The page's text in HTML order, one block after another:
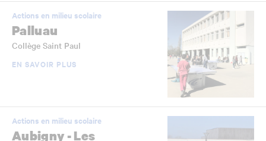
Actions en milieu scolaire
Palluau
Collège Saint Paul
EN SAVOIR PLUS
Actions en milieu scolaire
Aubigny - Les